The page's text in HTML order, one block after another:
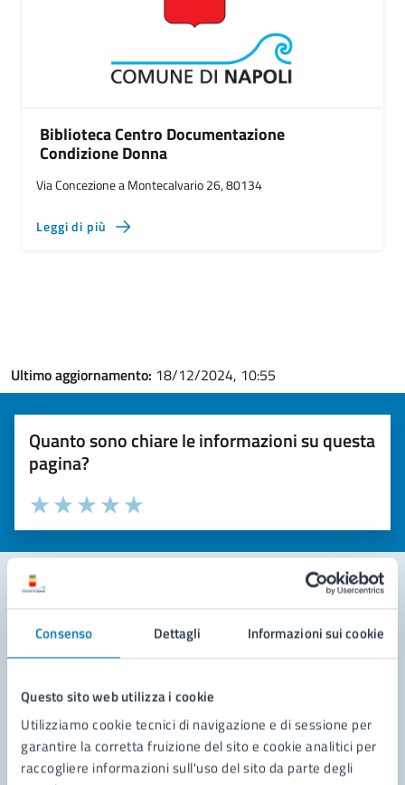
Consenso Dettagli Informazioni sui cookie
Questo sito web utilizza i cookie
Utilizziamo cookie tecnici di navigazione e di sessione per
garantire la corretta fruizione del sito e cookie analitici per
raccogliere informazioni sull'uso del sito da parte degli
Biblioteca Centro Documentazione
Condizione Donna
Via Concezione a Montecalvario 26, 80134
Leggi di più
Ultimo aggiornamento: 18/12/2024, 10:55
Quanto sono chiare le informazioni su questa
pagina?
Valuta la chiarezza delle informazioni (da 1 a 5 stelle)
Seleziona il numero di stelle per valutare la chiarezza delle
Valuta 5 stelle su 5
Valuta 4 stelle su 5
Valuta 3 stelle su 5
Valuta 2 stelle su 5
Valuta 1 stelle su 5
Contatta il comune
Leggi le domande frequenti
Richiedi assistenza
Prenota appuntamento